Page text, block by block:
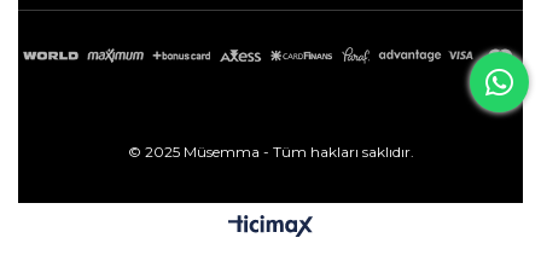
© 2025 Müsemma - Tüm hakları saklıdır.